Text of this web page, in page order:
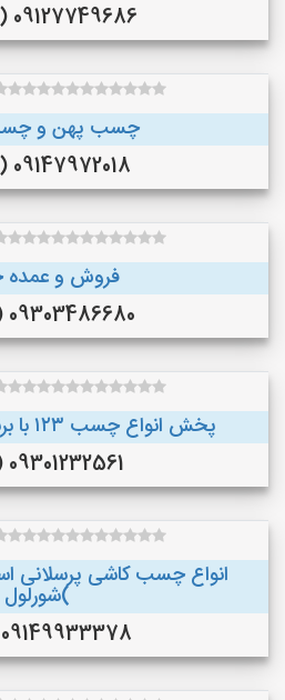
09127749686 (اردبیل )
چسب پهن و
09147972018 (ارومیه)
فروش و
09303486680 (ارومیه)
پخش انواع چسب ۱۲۳ با برندهای معروف بازار
09301232561 (تبریز)
انواع چسب کاشی پرسلانی
)شورلول
09149933378 (تبریز)